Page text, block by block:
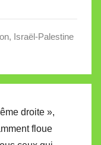
, Israël-Palestine
droite »,
floue